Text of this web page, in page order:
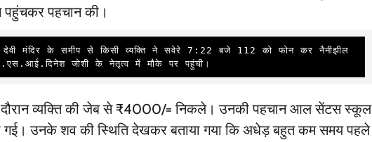
पहुंचकर पहचान की।
जोशी के नेतृत्व में मौके पर पहुंची।
दौरान व्यक्ति की जेब से ₹4000/= निकले। उनकी पहचान आल सेंटस स्कूल
गई। उनके शव की स्थिति देखकर बताया गया कि अधेड़ बहुत कम समय पहले